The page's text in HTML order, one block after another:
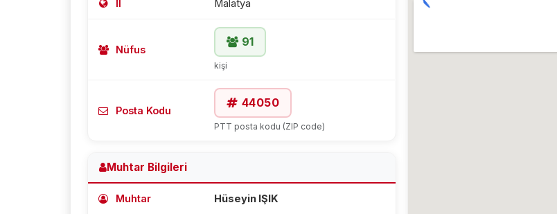
İl Malatya
Nüfus
91
kişi
Posta Kodu
44050
PTT posta kodu (ZIP code)
Muhtar Bilgileri
Muhtar Hüseyin IŞIK